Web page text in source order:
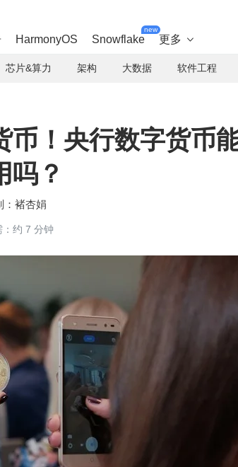
HarmonyOS Snowflake
new
更多 
芯片&算力 架构 大数据 软件工程
币！央行数字货币
吗？
褚杏娟
：约 7 分钟